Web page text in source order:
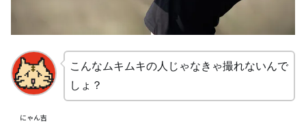
にゃん吉
こんなムキムキの人じゃなきゃ撮れないんで
しょ？